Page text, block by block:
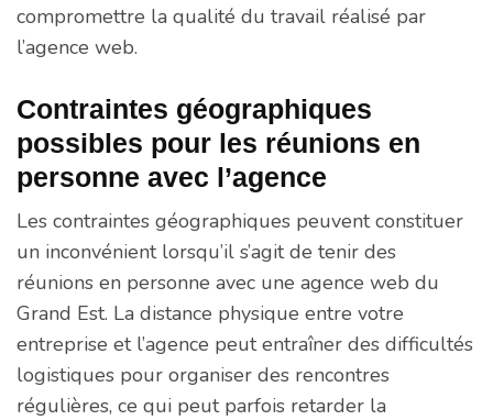
compromettre la qualité du travail réalisé par
l’agence web.
Contraintes géographiques
possibles pour les réunions en
personne avec l’agence
Les contraintes géographiques peuvent constituer
un inconvénient lorsqu’il s’agit de tenir des
réunions en personne avec une agence web du
Grand Est. La distance physique entre votre
entreprise et l’agence peut entraîner des difficultés
logistiques pour organiser des rencontres
régulières, ce qui peut parfois retarder la